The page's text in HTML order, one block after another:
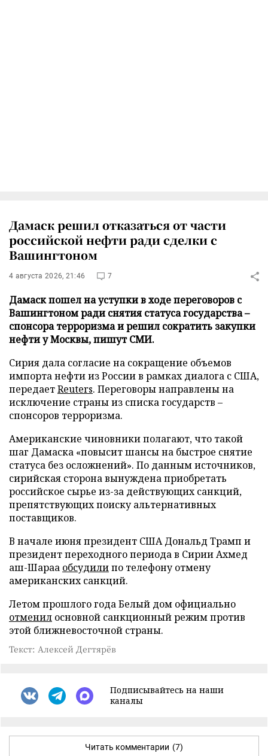
Дамаск решил отказаться от части
российской нефти ради сделки с
Вашингтоном
4 августа 2026, 21:46 7
Дамаск пошел на уступки в ходе переговоров с
Вашингтоном ради снятия статуса государства –
спонсора терроризма и решил сократить закупки
нефти у Москвы, пишут СМИ.
Сирия дала согласие на сокращение объемов
импорта нефти из России в рамках диалога с США,
передаетReuters. Переговоры направлены на
исключение страны из списка государств –
спонсоров терроризма.
Американские чиновники полагают, что такой
шаг Дамаска «повысит шансы на быстрое снятие
статуса без осложнений». По данным источников,
сирийская сторона вынуждена приобретать
российское сырье из-за действующих санкций,
препятствующих поиску альтернативных
поставщиков.
В начале июня президент США Дональд Трамп и
президент переходного периода в Сирии Ахмед
аш-Шараа обсудилипо телефону отмену
американских санкций.
Летом прошлого года Белый дом официально
отменил основной санкционный режим против
этой ближневосточной страны.
Текст: Алексей Дегтярёв
Подписывайтесь на наши
каналы
Читать комментарии (7)